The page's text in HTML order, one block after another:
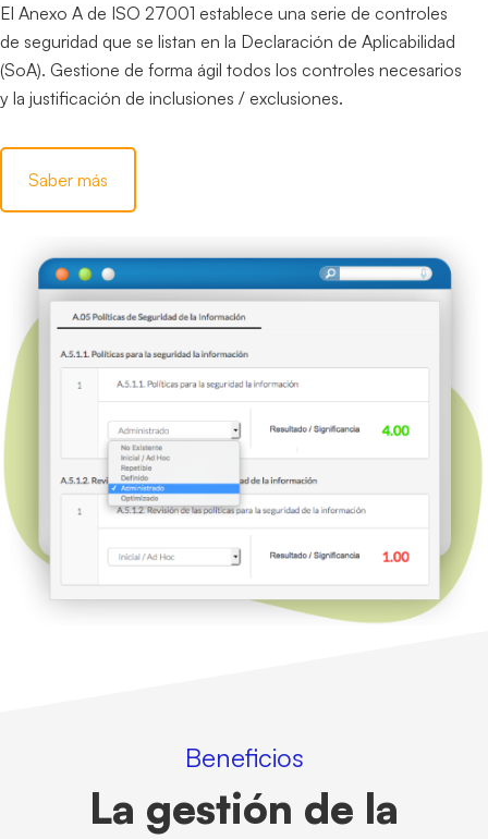
El Anexo A de ISO 27001 establece una serie de controles
de seguridad que se listan en la Declaración de Aplicabilidad
(SoA). Gestione de forma ágil todos los controles necesarios
y la justificación de inclusiones / exclusiones.
Saber más
Beneficios
La gestión de la